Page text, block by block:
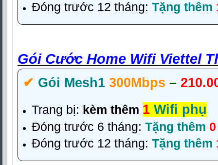
Đóng trước 12 tháng: Tặng thêm
Gói Cước Home Wifi Viettel
✔‎ Gói Mesh1 300Mbps –
Trang bị: kèm thêm 1 Wifi phụ
Đóng trước 6 tháng: Tặng thêm 0
Đóng trước 12 tháng: Tặng thêm